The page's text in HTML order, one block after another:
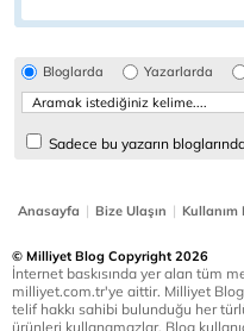
Bloglarda Yazarlarda
Sadece bu yazarın
Anasayfa | Bize Ulaşın | Kullanım
© Milliyet Blog Copyright 2026
İnternet baskısında yer alan tüm
milliyet.com.tr'ye aittir. Milliyet Blog
telif hakkı sahibi bulunduğu her
ürünleri kullanamazlar. Blog